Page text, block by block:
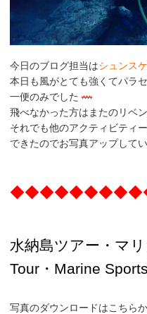
今日のブログ担当はシュンスケ
本日も風がとても強くてパラ
一便のみでした
飛べなかった方はまたのリベ
それでも他のアクティビティ
できたのでお写真アップして
水納島ツアー・マ
Tour・Marine Sports
写真のダウンロードはこちら